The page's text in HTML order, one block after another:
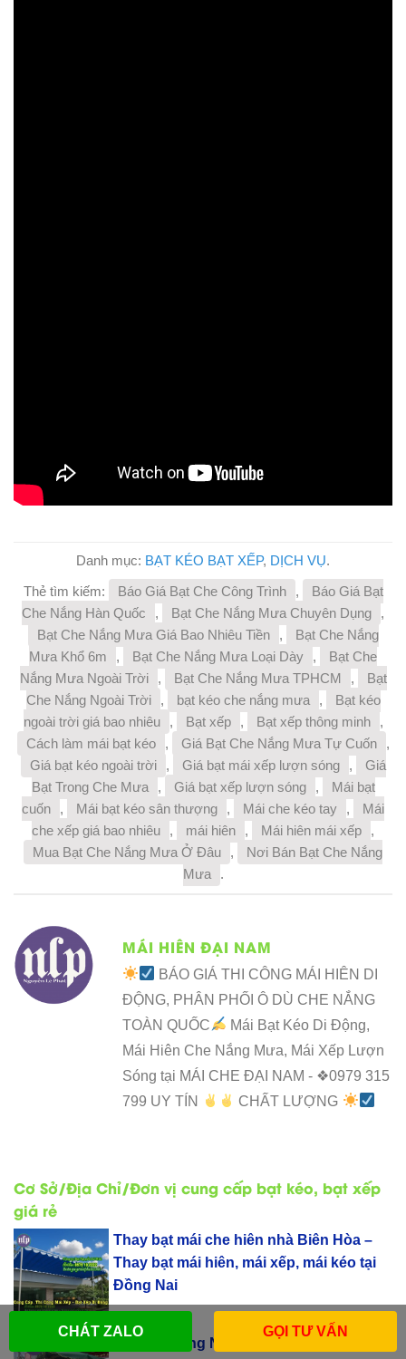
Danh mục: BẠT KÉO BẠT XẾP, DỊCH VỤ.
Thẻ tìm kiếm:
Báo Giá Bạt Che Công Trình ,
Báo Giá Bạt
Che Nắng Hàn Quốc
, Bạt Che Nắng Mưa Chuyên Dụng
,
Bạt Che Nắng Mưa Giá Bao Nhiêu Tiền
,
Bạt Che Nắng
Mưa Khổ 6m
, Bạt Che Nắng Mưa Loại Dày ,
Bạt Che
Nắng Mưa Ngoài Trời
, Bạt Che Nắng Mưa TPHCM ,
Bạt
Che Nắng Ngoài Trời
, bạt kéo che nắng mưa ,
Bạt kéo
ngoài trời giá bao nhiêu
, Bạt xếp , Bạt xếp thông minh
,
Cách làm mái bạt kéo
, Giá Bạt Che Nắng Mưa Tự Cuốn
,
Giá bạt kéo ngoài trời
, Giá bạt mái xếp lượn sóng ,
Giá
Bạt Trong Che Mưa
, Giá bạt xếp lượn sóng ,
Mái bạt
cuốn
, Mái bạt kéo sân thượng , Mái che kéo tay ,
Mái
che xếp giá bao nhiêu
, mái hiên , Mái hiên mái xếp
,
Mua Bạt Che Nắng Mưa Ở Đâu
,
Nơi Bán Bạt Che Nắng
Mưa
.
MÁI HIÊN ĐẠI NAM
BÁO GIÁ THI CÔNG MÁI HIÊN DI
ĐỘNG, PHÂN PHỐI Ô DÙ CHE NẮNG
TOÀN QUỐC
Mái Bạt Kéo Di Động,
Mái Hiên Che Nắng Mưa, Mái Xếp Lượn
Sóng tại MÁI CHE ĐẠI NAM - ❖0979 315
799 UY TÍN
CHẤT LƯỢNG
Cơ Sở/Địa Chỉ/Đơn vị cung cấp bạt kéo, bạt xếp
giá rẻ
Thay bạt mái che hiên nhà Biên Hòa –
Thay bạt mái hiên, mái xếp, mái kéo tại
Đồng Nai
Dù Che Nắng Ngoài Trời Quận Huyện tại
CHÁT ZALO GỌI TƯ VẤN